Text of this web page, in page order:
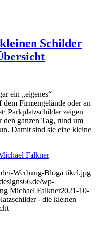
Schilder
ein „eigenes“
Firmengelände oder an
Parkplatzschilder zeigen
ganzen Tag, rund um
Damit sind sie eine kleine
Falkner
Werbung-Blogartikel.jpg
wp-
Michael Falkner2021-10-
- die kleinen